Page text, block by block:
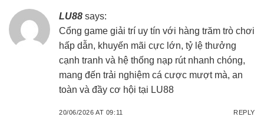
LU88 says:
Cổng game giải trí uy tín với hàng trăm trò chơi
hấp dẫn, khuyến mãi cực lớn, tỷ lệ thưởng
cạnh tranh và hệ thống nạp rút nhanh chóng,
mang đến trải nghiệm cá cược mượt mà, an
toàn và đầy cơ hội tại LU88
20/06/2026 AT 09:11 REPLY